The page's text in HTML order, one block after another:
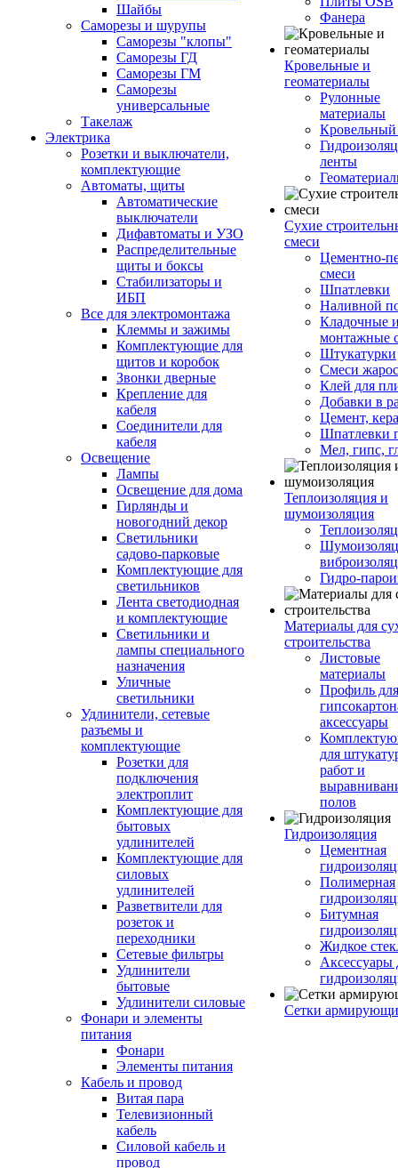
Шайбы
Саморезы и шурупы
Саморезы "клопы"
Саморезы ГД
Саморезы ГМ
Саморезы
универсальные
Такелаж
Электрика
Розетки и выключатели,
комплектующие
Автоматы, щиты
Автоматические
выключатели
Дифавтоматы и УЗО
Распределительные
щиты и боксы
Стабилизаторы и
ИБП
Все для электромонтажа
Клеммы и зажимы
Комплектующие для
щитов и коробок
Звонки дверные
Крепление для
кабеля
Соединители для
кабеля
Освещение
Лампы
Освещение для дома
Гирлянды и
новогодний декор
Светильники
садово-парковые
Комплектующие для
светильников
Лента светодиодная
и комплектующие
Светильники и
лампы специального
назначения
Уличные
светильники
Удлинители, сетевые
разъемы и
комплектующие
Розетки для
подключения
электроплит
Комплектующие для
бытовых
удлинителей
Комплектующие для
силовых
удлинителей
Разветвители для
розеток и
переходники
Сетевые фильтры
Удлинители
бытовые
Удлинители силовые
Фонари и элементы
питания
Фонари
Элементы питания
Кабель и провод
Витая пара
Телевизионный
кабель
Силовой кабель и
провод
Фанера
Кровельные и
геоматериалы
Рулонные
материалы
ленты
Сухие
смеси
Цементно-
смеси
Шпатлевки
Наливной
Кладочные
монтажные
Штукатурки
Смеси
Клей для
Добавки в
Цемент,
Шпатлевки
Мел, гипс,
Теплоизоляция и
шумоизоляция
Гидро-
Материалы для
строительства
Листовые
материалы
Профиль для
аксессуары
для
работ и
полов
Гидроизоляция
Цементная
Полимерная
Битумная
Жидкое
Аксессуары
Сетки